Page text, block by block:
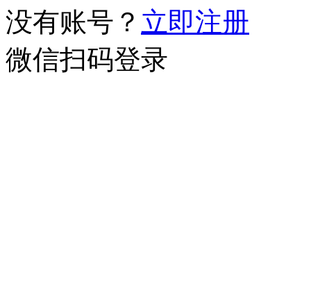
没有账号？ 立即注册
微信扫码登录